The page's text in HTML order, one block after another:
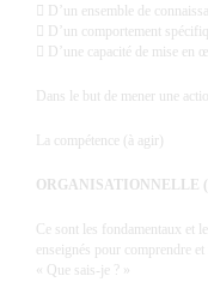
 D’un ensemble de
 D’un comportement
 D’une capacité de mise en
Dans le but de mener une
La compétence (à agir)
ORGANISATIONNELLE
Ce sont les fondamentaux et
enseignés pour comprendre
« Que sais-je ? »